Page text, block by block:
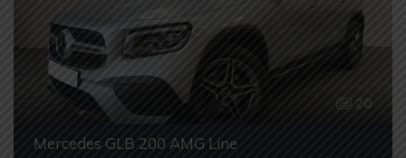
20
Mercedes GLB 200 AMG Line